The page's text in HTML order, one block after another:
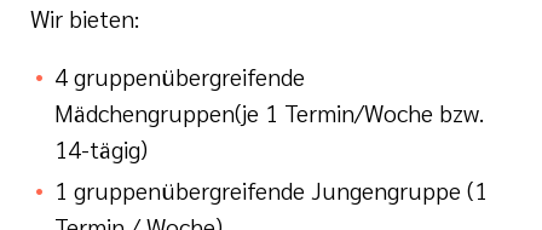
Wir bieten:
4 gruppenübergreifende
Mädchengruppen(je 1 Termin/Woche bzw.
14-tägig)
1 gruppenübergreifende Jungengruppe (1